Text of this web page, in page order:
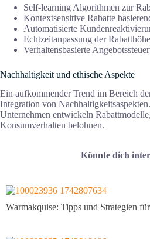
Self-learning Algorithmen zur
Kontextsensitive Rabatte
Automatisierte
Echtzeitanpassung der Rabatthöhe
Verhaltensbasierte
Nachhaltigkeit und ethische Aspekte
Ein aufkommender Trend im Bereich
Integration von
Unternehmen entwickeln
Konsumverhalten belohnen.
Könnte dich
Warmakquise: Tipps und Strategien